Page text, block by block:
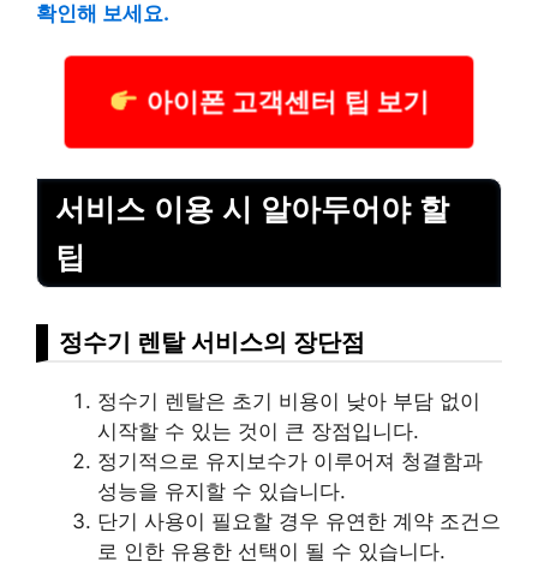
확인해 보세요.
아이폰 고객센터 팁 보기
서비스 이용 시 알아두어야 할
팁
정수기 렌탈 서비스의 장단점
정수기 렌탈은 초기 비용이 낮아 부담 없이
시작할 수 있는 것이 큰 장점입니다.
정기적으로 유지보수가 이루어져 청결함과
성능을 유지할 수 있습니다.
단기 사용이 필요할 경우 유연한 계약 조건으
로 인한 유용한 선택이 될 수 있습니다.